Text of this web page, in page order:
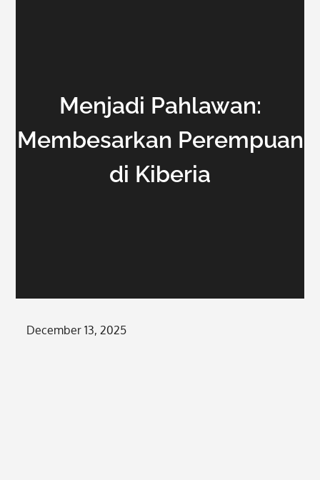
Menjadi Pahlawan:
Membesarkan Perempuan
di Kiberia
Posted
December 13, 2025